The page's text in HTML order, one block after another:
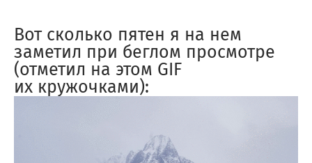
Вот сколько пятен я на нем
заметил при беглом просмотре
(отметил на этом GIF
их кружочками):